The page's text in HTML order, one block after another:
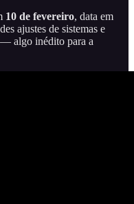
10 de fevereiro, data em
ajustes de sistemas e
algo inédito para a